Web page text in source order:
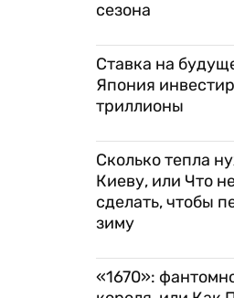
сезона
Ставка на
Япония
триллионы
Сколько тепла
Киеву, или Что
сделать, чтобы
зиму
«1670»: